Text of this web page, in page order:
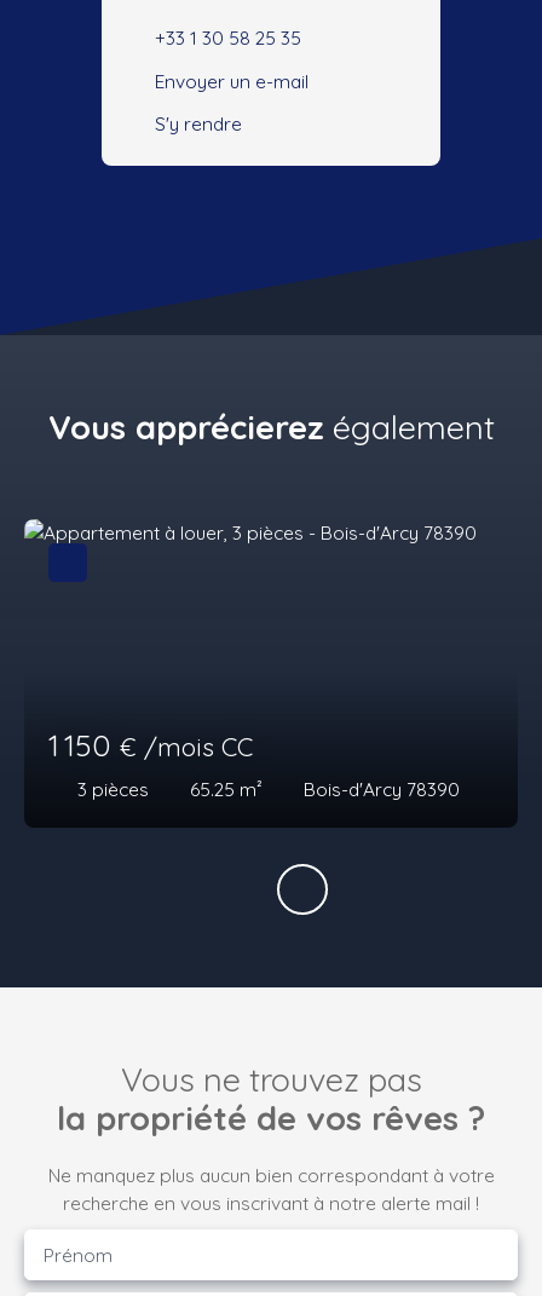
+33 1 30 58 25 35
Envoyer un e-mail
S'y rendre
Vous apprécierez également
1 150 € /mois CC
3 pièces 65.25 m² Bois-d'Arcy 78390
Vous ne trouvez pas
la propriété de vos rêves ?
Ne manquez plus aucun bien correspondant à votre
recherche en vous inscrivant à notre alerte mail !
Prénom